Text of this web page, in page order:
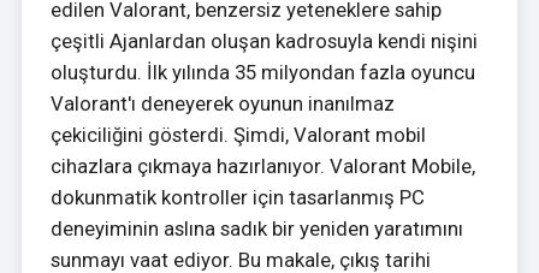
edilen Valorant, benzersiz yeteneklere sahip
çeşitli Ajanlardan oluşan kadrosuyla kendi nişini
oluşturdu. İlk yılında 35 milyondan fazla oyuncu
Valorant'ı deneyerek oyunun inanılmaz
çekiciliğini gösterdi. Şimdi, Valorant mobil
cihazlara çıkmaya hazırlanıyor. Valorant Mobile,
dokunmatik kontroller için tasarlanmış PC
deneyiminin aslına sadık bir yeniden yaratımını
sunmayı vaat ediyor. Bu makale, çıkış tarihi